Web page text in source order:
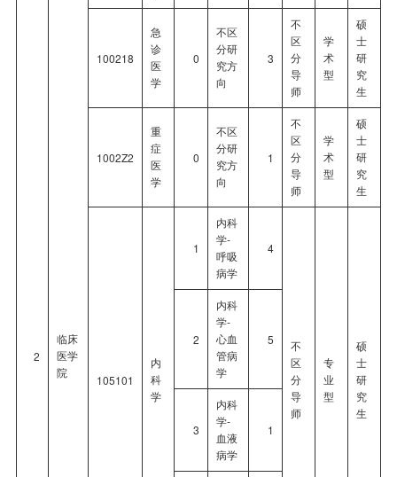
2
临床
医学
院
100218
急
诊
医
学
0
不区
分研
究方
向
3
不
区
分
导
师
学
术
型
硕
士
研
究
生
1002Z2
重
症
医
学
0
不区
分研
究方
向
1
不
区
分
导
师
学
术
型
硕
士
研
究
生
105101
内
科
学
1
内科
学-
呼吸
病学
4
不
区
分
导
师
专
业
型
硕
士
研
究
生
2
内科
学-
心血
管病
学
5
3
内科
学-
血液
病学
1